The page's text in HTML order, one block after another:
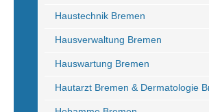
Haustechnik Bremen
Hausverwaltung Bremen
Hauswartung Bremen
Hautarzt Bremen & Dermatologie